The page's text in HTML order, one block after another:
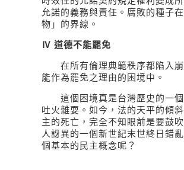
允諾的義務與責任。腐敗的種子
物」的界線。
Ⅳ 道德不能罷免
在所有倫理典範秩序都陷入崩
能作為罷免之理由的困境中。
這個困境真是台灣歷史的一個
吐火雜耍。如今，法的天平的傾
主的死亡，完全不知眼前是要鼓
人訝異的一個新世紀末世終日錯
個基本的民主概念呢？